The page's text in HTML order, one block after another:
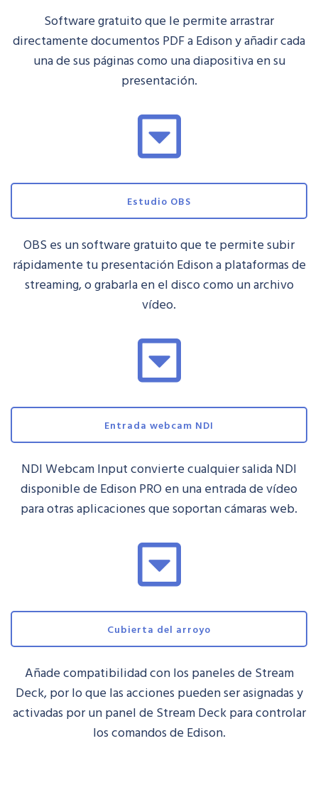
Software gratuito que le permite arrastrar
directamente documentos PDF a Edison y añadir cada
una de sus páginas como una diapositiva en su
presentación.
Estudio OBS
OBS es un software gratuito que te permite subir
rápidamente tu presentación Edison a plataformas de
streaming, o grabarla en el disco como un archivo
vídeo.
Entrada webcam NDI
NDI Webcam Input convierte cualquier salida NDI
disponible de Edison PRO en una entrada de vídeo
para otras aplicaciones que soportan cámaras web.
Cubierta del arroyo
Añade compatibilidad con los paneles de Stream
Deck, por lo que las acciones pueden ser asignadas y
activadas por un panel de Stream Deck para controlar
los comandos de Edison.